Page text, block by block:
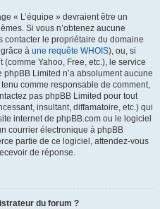
« L’équipe » devraient être un
Si vous n’obtenez aucune
contacter le propriétaire du domaine
à une requête WHOIS), ou, si
Yahoo, Free, etc.), le service
Limited n’a absolument aucune
comme responsable de comment,
pas phpBB Limited pour tout
insultant, diffamatoire, etc.) qui
internet de phpBB.com ou le logiciel
courrier électronique à phpBB
partie de ce logiciel, attendez-vous
de réponse.
du forum ?